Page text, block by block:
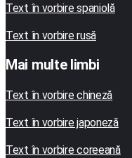
Text în vorbire spaniolă
Text în vorbire rusă
Mai multe limbi
Text în vorbire chineză
Text în vorbire japoneză
Text în vorbire coreeană